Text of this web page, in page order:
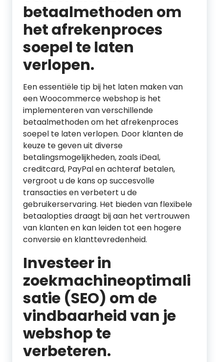
betaalmethoden om
het afrekenproces
soepel te laten
verlopen.
Een essentiële tip bij het laten maken van
een Woocommerce webshop is het
implementeren van verschillende
betaalmethoden om het afrekenproces
soepel te laten verlopen. Door klanten de
keuze te geven uit diverse
betalingsmogelijkheden, zoals iDeal,
creditcard, PayPal en achteraf betalen,
vergroot u de kans op succesvolle
transacties en verbetert u de
gebruikerservaring. Het bieden van flexibele
betaalopties draagt bij aan het vertrouwen
van klanten en kan leiden tot een hogere
conversie en klanttevredenheid.
Investeer in
zoekmachineoptimali
satie (SEO) om de
vindbaarheid van je
webshop te
verbeteren.